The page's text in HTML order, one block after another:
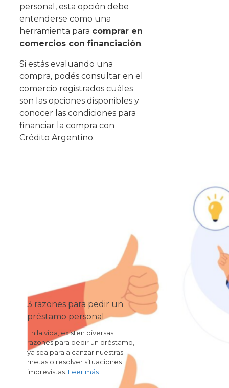
personal, esta opción debe
entenderse como una
herramienta para comprar en
comercios con financiación.
Si estás evaluando una
compra, podés consultar en el
comercio registrados cuáles
son las opciones disponibles y
conocer las condiciones para
financiar la compra con
Crédito Argentino.
3 razones para pedir un
préstamo personal
En la vida, existen diversas
razones para pedir un préstamo,
ya sea para alcanzar nuestras
metas o resolver situaciones
imprevistas. Leer más